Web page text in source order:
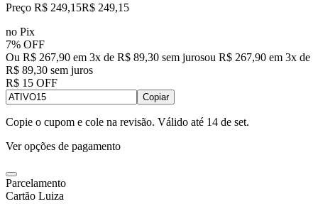
Preço R$ 249,15R$ 249,15
no Pix
7% OFF
Ou R$ 267,90 em 3x de R$ 89,30 sem jurosou R$ 267,90 em 3x de
R$ 89,30 sem juros
R$ 15 OFF
Copiar
Copie o cupom e cole na revisão. Válido até 14 de set.
Ver opções de pagamento
Parcelamento
Cartão Luiza